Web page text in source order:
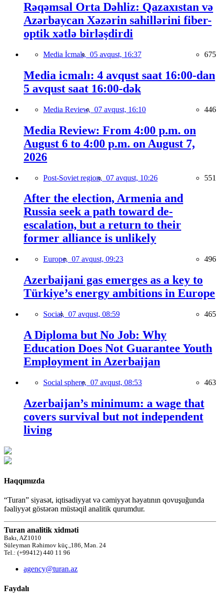
Rəqəmsal Orta Dəhliz: Qazaxıstan və
Azərbaycan Xəzərin sahillərini fiber-
optik xətlə birləşdirdi
Media İcmalı, 05 avqust, 16:37 675
Media icmalı: 4 avqust saat 16:00-dan
5 avqust saat 16:00-dək
Media Review, 07 avqust, 16:10 446
Media Review: From 4:00 p.m. on
August 6 to 4:00 p.m. on August 7,
2026
Post-Soviet region, 07 avqust, 10:26 551
After the election, Armenia and
Russia seek a path toward de-
escalation, but a return to their
former alliance is unlikely
Europe, 07 avqust, 09:23 496
Azerbaijani gas emerges as a key to
Türkiye’s energy ambitions in Europe
Social, 07 avqust, 08:59 465
A Diploma but No Job: Why
Education Does Not Guarantee Youth
Employment in Azerbaijan
Social sphere, 07 avqust, 08:53 463
Azerbaijan’s minimum: a wage that
covers survival but not independent
living
Haqqımızda
“Turan” siyasət, iqtisadiyyat və cəmiyyət həyatının qovuşuğunda
fəaliyyət göstərən müstəqil analitik qurumdur.
Turan analitik xidməti
Bakı, AZ1010
Süleyman Rəhimov küç.,186, Mən. 24
Tel.: (+99412) 440 11 96
agency@turan.az
Faydalı